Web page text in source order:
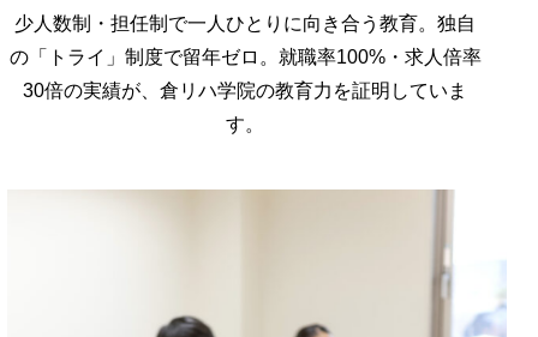
少人数制・担任制で一人ひとりに向き合う教育。独自
の「トライ」制度で留年ゼロ。就職率100%・求人倍率
30倍の実績が、倉リハ学院の教育力を証明していま
す。